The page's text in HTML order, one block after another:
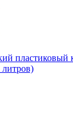
пластиковый
литров)